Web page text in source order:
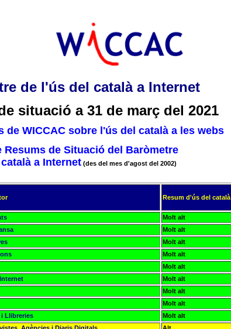
de l'ús del català a Internet
situació a 31 de març del 2021
de WICCAC sobre l'ús del català a les webs
Resums de Situació del Baròmetre
a Internet (des del mes d'agost del 2002)
Resum d'ús del català
Molt alt
Molt alt
Molt alt
Molt alt
Molt alt
Molt alt
Molt alt
Molt alt
i Llibreries Molt alt